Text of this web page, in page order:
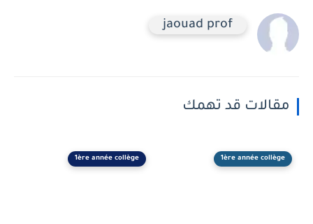
jaouad prof
مقالات قد تهمك
1ère année collège
1ère année collège